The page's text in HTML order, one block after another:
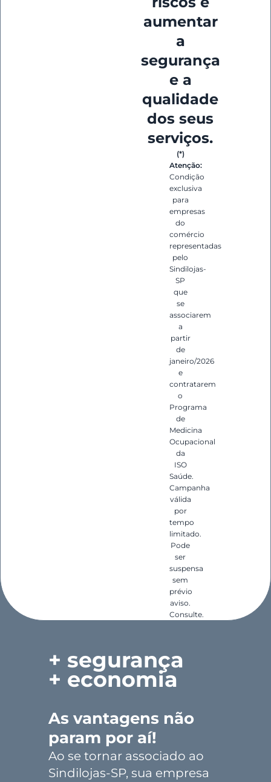
aumentar
a
segurança
e a
qualidade
dos seus
serviços.
(*)
Atenção:
Condição
exclusiva
para
empresas
do
comércio
representadas
pelo
Sindilojas-
SP
que
se
associarem
a
partir
de
janeiro/2026
e
contratarem
o
Programa
de
Medicina
Ocupacional
da
ISO
Saúde.
Campanha
válida
por
tempo
limitado.
Pode
ser
suspensa
sem
prévio
aviso.
Consulte.
+ segurança
+ economia
As vantagens não
param por aí!
Ao se tornar associado ao
Sindilojas-SP, sua empresa